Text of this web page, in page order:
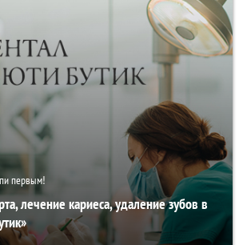
первым!
лечение кариеса, удаление зубов в